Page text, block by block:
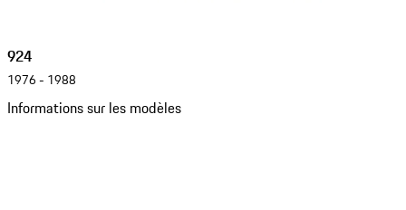
924
1976 - 1988
Informations sur les modèles